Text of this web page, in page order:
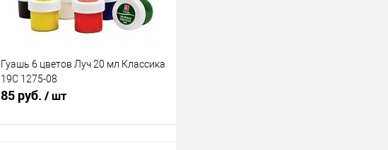
Гуашь 6 цветов Луч 20 мл Классика
19С 1275-08
85 руб. / шт